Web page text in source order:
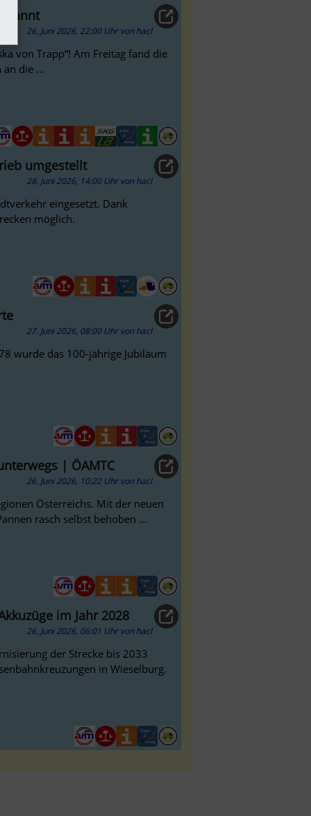
26. Juni 2026, 22:00 Uhr vonhacl
von Trapp“! Am Freitag fand die
die ...
umgestellt
28. Juni 2026, 14:00 Uhr vonhacl
eingesetzt. Dank
möglich.
27. Juni 2026, 08:00 Uhr vonhacl
wurde das 100-jährige Jubiläum
| ÖAMTC
26. Juni 2026, 10:22 Uhr vonhacl
Österreichs. Mit der neuen
rasch selbst behoben …
im Jahr 2028
26. Juni 2026, 06:01 Uhr vonhacl
der Strecke bis 2033
in Wieselburg.